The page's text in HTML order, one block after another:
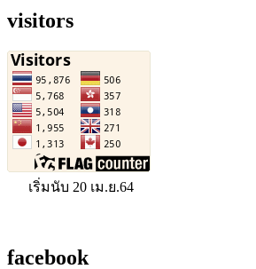
visitors
เริ่มนับ 20 เม.ย.64
facebook